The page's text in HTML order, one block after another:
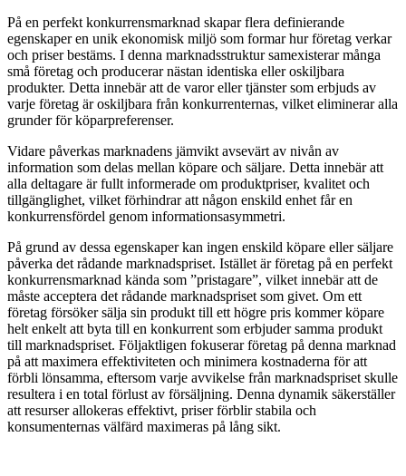
På en perfekt konkurrensmarknad skapar flera definierande
egenskaper en unik ekonomisk miljö som formar hur företag verkar
och priser bestäms. I denna marknadsstruktur samexisterar många
små företag och producerar nästan identiska eller oskiljbara
produkter. Detta innebär att de varor eller tjänster som erbjuds av
varje företag är oskiljbara från konkurrenternas, vilket eliminerar alla
grunder för köparpreferenser.
Vidare påverkas marknadens jämvikt avsevärt av nivån av
information som delas mellan köpare och säljare. Detta innebär att
alla deltagare är fullt informerade om produktpriser, kvalitet och
tillgänglighet, vilket förhindrar att någon enskild enhet får en
konkurrensfördel genom informationsasymmetri.
På grund av dessa egenskaper kan ingen enskild köpare eller säljare
påverka det rådande marknadspriset. Istället är företag på en perfekt
konkurrensmarknad kända som ”pristagare”, vilket innebär att de
måste acceptera det rådande marknadspriset som givet. Om ett
företag försöker sälja sin produkt till ett högre pris kommer köpare
helt enkelt att byta till en konkurrent som erbjuder samma produkt
till marknadspriset. Följaktligen fokuserar företag på denna marknad
på att maximera effektiviteten och minimera kostnaderna för att
förbli lönsamma, eftersom varje avvikelse från marknadspriset skulle
resultera i en total förlust av försäljning. Denna dynamik säkerställer
att resurser allokeras effektivt, priser förblir stabila och
konsumenternas välfärd maximeras på lång sikt.